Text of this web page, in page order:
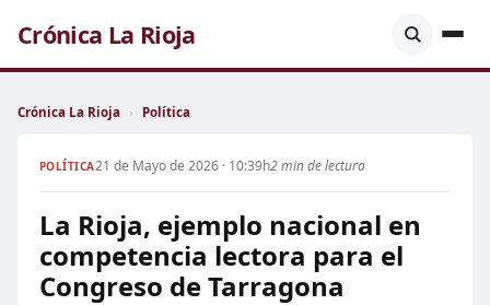
Crónica La Rioja
Crónica La Rioja › Política
POLÍTICA21 de Mayo de 2026 · 10:39h2 min de lectura
La Rioja, ejemplo nacional en
competencia lectora para el
Congreso de Tarragona